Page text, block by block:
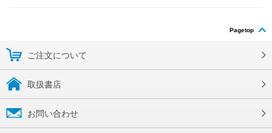
Pagetop
ご注文について
取扱書店
お問い合わせ